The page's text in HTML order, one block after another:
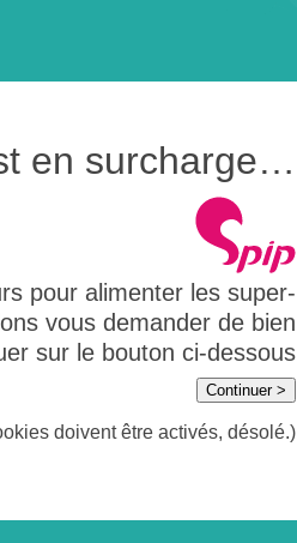
en surcharge…
pour alimenter les super-
vous demander de bien
sur le bouton ci-dessous
Continuer >
doivent être activés, désolé.)